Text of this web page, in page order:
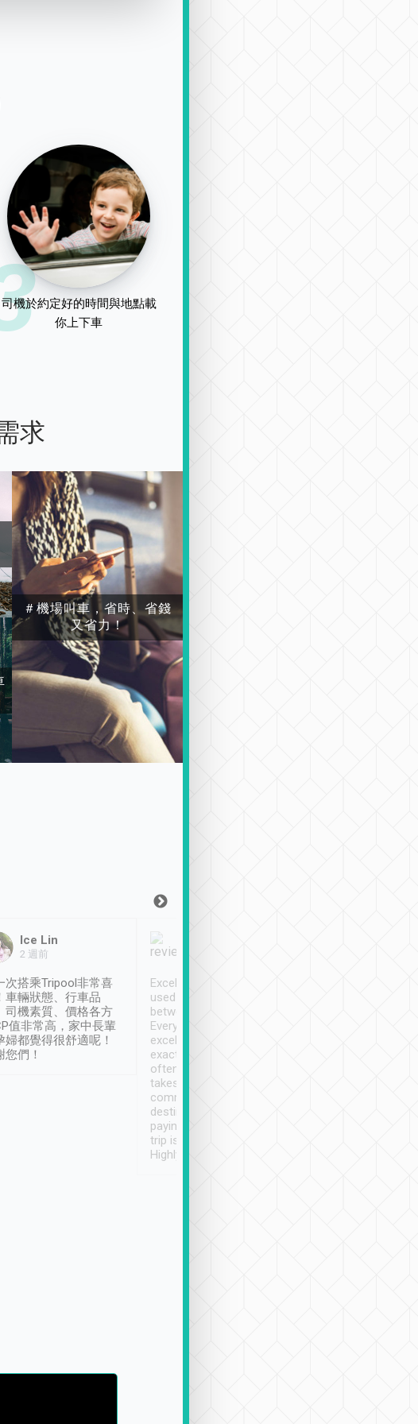
司機於約定好的時間與地點載
你上下車
求
＃機場叫車，省時、省錢
又省力！
Ice Lin
2 週前
次搭乘Tripool非常喜
車輛狀態、行車品
司機素質、價格各方
值非常高，家中長輩
婦都覺得很舒適呢！
您們！
Excellent service. We have
used Tripool to travel
between cities in Taiwan.
Every driver has been
excellent and arrives
exactly on time. As there is
often limited English it
takes the difficulty out of
communicating the
destination details and
paying online prior to the
trip is very convenient.
Highly recommended